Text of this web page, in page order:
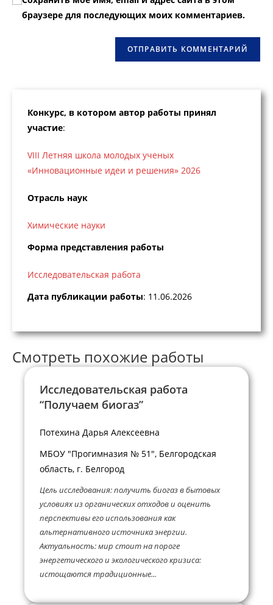
веб-
сайта
браузере для последующих моих комментариев.
Конкурс, в котором автор работы принял
участие:
VIII Летняя школа молодых ученых
«Инновационные идеи и решения» 2026
Отрасль наук
Химические науки
Форма представления работы
Исследовательская работа
Дата публикации работы: 11.06.2026
Смотреть похожие работы
Исследовательская работа
“Получаем биогаз”
Потехина Дарья Алексеевна
МБОУ "Прогимназия № 51", Белгородская
область, г. Белгород
Цель исследования: получить биогаз в бытовых
условиях из органических отходов и оценить
перспективы его использования как
альтернативного источника энергии.
Актуальность: мир стоит на пороге
энергетического и экологического кризиса:
истощаются традиционные...